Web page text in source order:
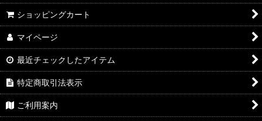
ショッピングカート
マイページ
最近チェックしたアイテム
特定商取引法表示
ご利用案内